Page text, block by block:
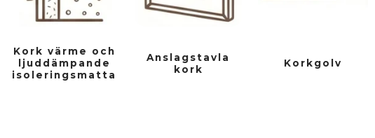
Kork värme och
ljuddämpande
isoleringsmatta
Anslagstavla
kork
Korkgolv